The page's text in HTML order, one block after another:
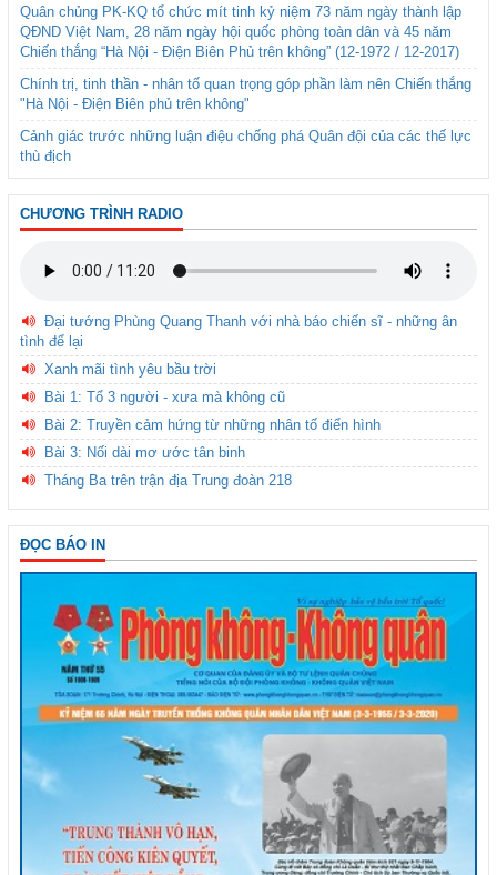
Quân chủng PK-KQ tổ chức mít tinh kỷ niệm 73 năm ngày thành lập
QĐND Việt Nam, 28 năm ngày hội quốc phòng toàn dân và 45 năm
Chiến thắng “Hà Nội - Điện Biên Phủ trên không” (12-1972 / 12-2017)
Chính trị, tinh thần - nhân tố quan trọng góp phần làm nên Chiến thắng
"Hà Nội - Điện Biên phủ trên không"
Cảnh giác trước những luận điệu chống phá Quân đội của các thế lực
thù địch
CHƯƠNG TRÌNH RADIO
Đại tướng Phùng Quang Thanh với nhà báo chiến sĩ - những ân
tình để lại
Xanh mãi tình yêu bầu trời
Bài 1: Tổ 3 người - xưa mà không cũ
Bài 2: Truyền cảm hứng từ những nhân tố điển hình
Bài 3: Nối dài mơ ước tân binh
Tháng Ba trên trận địa Trung đoàn 218
ĐỌC BÁO IN